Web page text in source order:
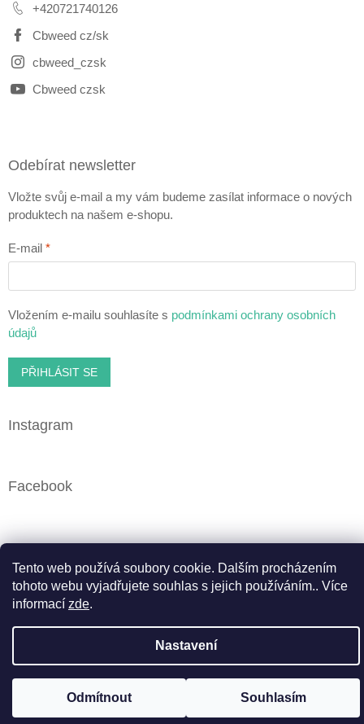
Tento web používá soubory cookie. Dalším procházením
tohoto webu vyjadřujete souhlas s jejich používáním.. Více
informací zde.
Nastavení
Odmítnout Souhlasím
+420721740126
Cbweed cz/sk
cbweed_czsk
Cbweed czsk
Odebírat newsletter
Vložte svůj e-mail a my vám budeme zasílat informace o nových
produktech na našem e-shopu.
E-mail
Vložením e-mailu souhlasíte s podmínkami ochrany osobních
údajů
PŘIHLÁSIT SE
Instagram
Facebook
Copyright 2026
Upravit nastavení cookies